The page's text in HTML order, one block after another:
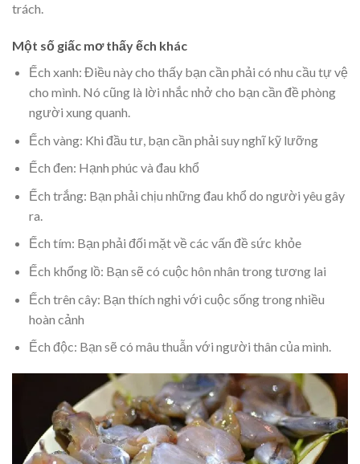
trách.
Một số giấc mơ thấy ếch khác
Ếch xanh: Điều này cho thấy bạn cần phải có nhu cầu tự vệ
cho mình. Nó cũng là lời nhắc nhở cho bạn cần đề phòng
người xung quanh.
Ếch vàng: Khi đầu tư, bạn cần phải suy nghĩ kỹ lưỡng
Ếch đen: Hạnh phúc và đau khổ
Ếch trắng: Bạn phải chịu những đau khổ do người yêu gây
ra.
Ếch tím: Bạn phải đối mặt về các vấn đề sức khỏe
Ếch khổng lồ: Bạn sẽ có cuộc hôn nhân trong tương lai
Ếch trên cây: Bạn thích nghi với cuộc sống trong nhiều
hoàn cảnh
Ếch độc: Bạn sẽ có mâu thuẫn với người thân của mình.